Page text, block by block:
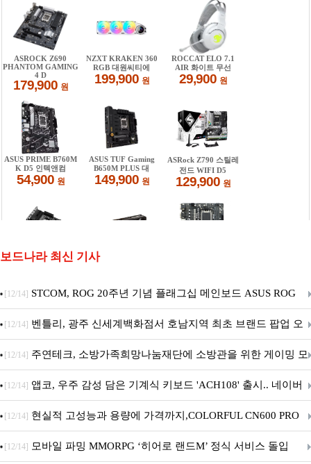
보드나라 최신 기사
[12/14] STCOM, ROG 20주년 기념 플래그십 메인보드 ASUS ROG
Crosshair X870E EDITION 20 국내 출시 예정
[12/14] 벤틀리, 광주 신세계백화점서 호남지역 최초 브랜드 팝업 오
픈
[12/14] 주연테크, 소방가족희망나눔재단에 소방관을 위한 게이밍 모
니터·스마트 펫 침대 기부
[12/14] 앱코, 우주 감성 담은 기계식 키보드 'ACH108' 출시.. 네이버
브랜드데이 기획전 진행
[12/14] 현실적 고성능과 용량에 가격까지,COLORFUL CN600 PRO
M.2 NVMe 디앤디컴 1TB
[12/14] 모바일 파밍 MMORPG ‘히어로 랜드M’ 정식 서비스 돌입